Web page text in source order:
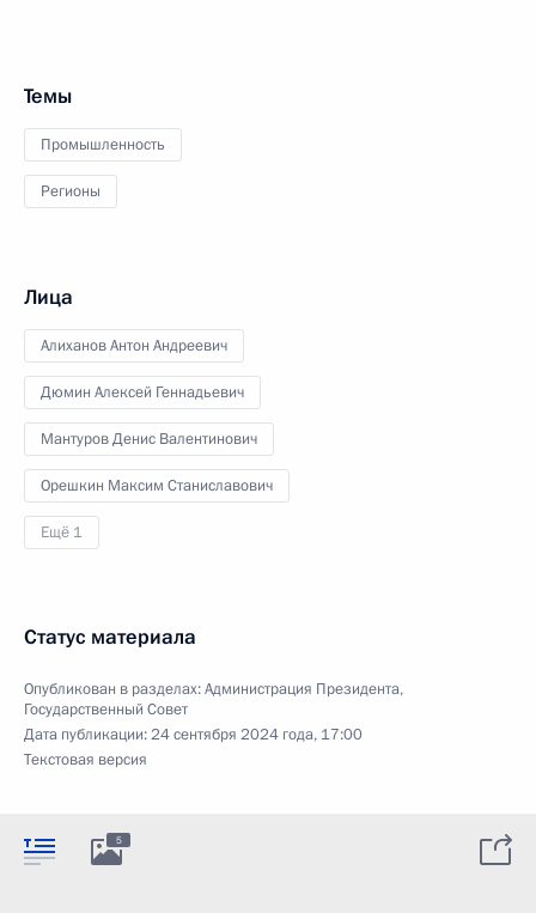
Темы
Промышленность
Регионы
Лица
Алиханов Антон Андреевич
Дюмин Алексей Геннадьевич
Мантуров Денис Валентинович
Орешкин Максим Станиславович
Ещё 1
Статус материала
Опубликован в разделах:Администрация Президента,
Государственный Совет
Дата публикации:24 сентября 2024 года, 17:00
Текстовая версия
5